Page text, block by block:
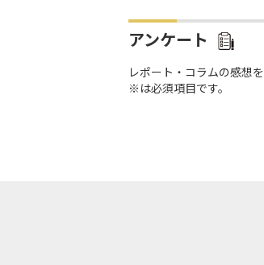
アンケート
レポート・コラムの感想
※は必須項目です。